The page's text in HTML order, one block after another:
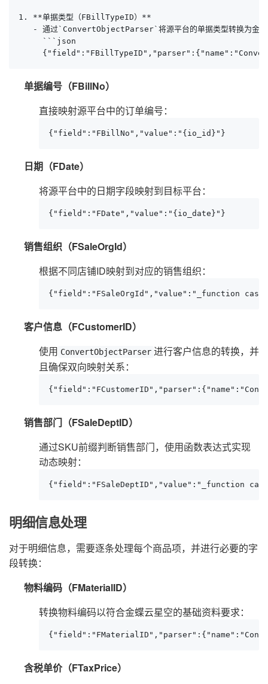
1. **单据类型（FBillTypeID）**
- 通过`ConvertObjectParser`将源平台的单据类型转换为金蝶
     ```json
单据编号（FBillNo）
直接映射源平台中的订单编号：
{"field":"FBillNo","value":"{io_id}"}
日期（FDate）
将源平台中的日期字段映射到目标平台：
{"field":"FDate","value":"{io_date}"}
销售组织（FSaleOrgId）
根据不同店铺ID映射到对应的销售组织：
{"field":"FSaleOrgId","value":"_function
客户信息（FCustomerID）
使用 ConvertObjectParser 进行客户信息的转换，并
且确保双向映射关系：
销售部门（FSaleDeptID）
通过SKU前缀判断销售部门，使用函数表达式实现
动态映射：
{"field":"FSaleDeptID","value":"_function
明细信息处理
对于明细信息，需要逐条处理每个商品项，并进行必要的字
段转换：
物料编码（FMaterialID）
转换物料编码以符合金蝶云星空的基础资料要求：
含税单价（FTaxPrice）